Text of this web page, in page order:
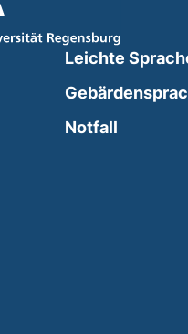
in a new window)
Leichte
Notfall